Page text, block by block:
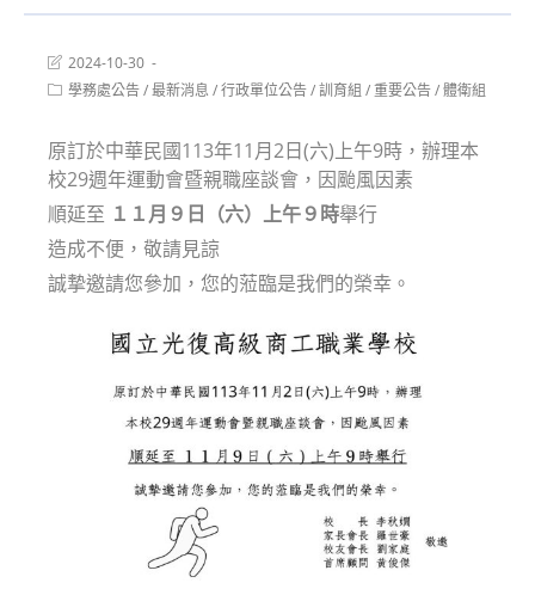
Post
last
modified:
2024-10-30
Post學務處公告/最新消息 /行政單位公告/訓育組 /重要公告/體衛組
原訂於中華民國113年11月2日(六)上午9時，辦理本
校29週年運動會暨親職座談會，因颱風因素
順延至 １１月９日（六）上午９時舉行
造成不便，敬請見諒
誠摯邀請您參加，您的蒞臨是我們的榮幸。